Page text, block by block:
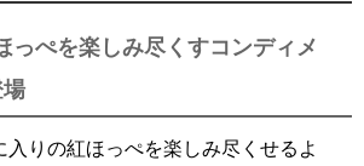
っぺを楽しみ尽くすコンディメ
場
入りの紅ほっぺを楽しみ尽くせるよ